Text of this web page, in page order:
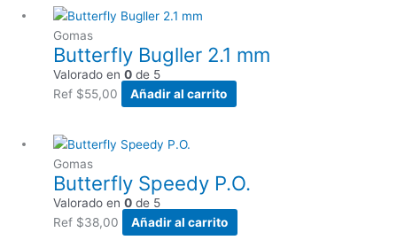
Gomas
Butterfly Bugller 2.1 mm
Valorado en 0 de 5
Ref $55,00 Añadir al carrito
Gomas
Butterfly Speedy P.O.
Valorado en 0 de 5
Ref $38,00 Añadir al carrito